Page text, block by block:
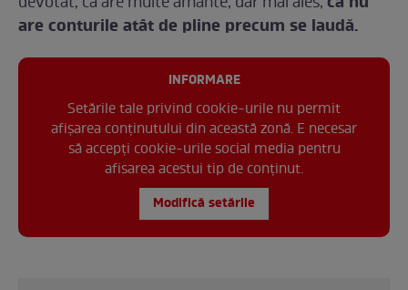
are conturile atât de pline precum se laudă.
INFORMARE
Setările tale privind cookie-urile nu permit
afișarea conținutului din această zonă. E necesar
să accepți cookie-urile social media pentru
afisarea acestui tip de conținut.
Modifică setările